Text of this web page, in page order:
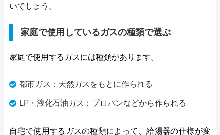
いでしょう。
家庭で使用しているガスの種類で選ぶ
家庭で使用するガスには種類があります。
都市ガス：天然ガスをもとに作られる
LP・液化石油ガス：プロパンなどから作られる
自宅で使用するガスの種類によって、給湯器の仕様が変